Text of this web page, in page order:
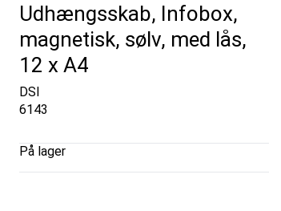
Udhængsskab, Infobox,
magnetisk, sølv, med lås,
12 x A4
DSI
6143
På lager